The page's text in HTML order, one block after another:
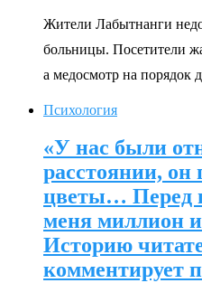
Жители Лабытнанги
больницы. Посетители
а медосмотр на порядок
Психология
«У нас были
расстоянии,
цветы… Перед
меня миллион
Историю
комментирует